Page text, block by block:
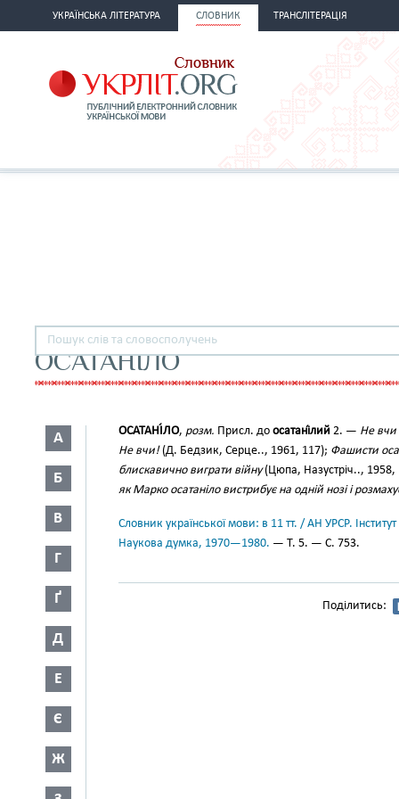
УКРАЇНСЬКА ЛІТЕРАТУРА СЛОВНИК ТРАНСЛІТЕРАЦІЯ
ОСАТАНІЛО
А
Б
В
Г
Ґ
Д
Е
Є
Ж
ОСАТАНІ́ЛО, розм. Присл. до осатані́лий 2. — Не вчи
Не вчи!(Д. Бедзик, Серце.., 1961, 117); Фашисти
блискавично виграти війну(Цюпа, Назустріч..,
як Марко осатаніло вистрибує на одній нозі і
Словник української мови: в 11 тт. / АН УРСР.
Наукова думка, 1970—1980. — Т. 5. — С. 753.
Поділитись: